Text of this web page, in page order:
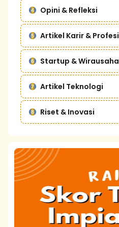
Opini & Refleksi
Artikel Karir & Profesi
Startup & Wirausaha
Artikel Teknologi
Riset & Inovasi